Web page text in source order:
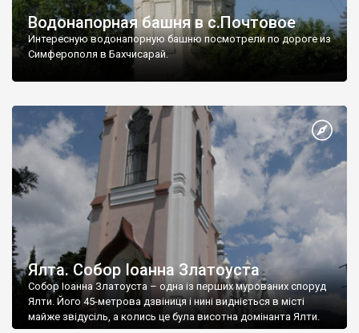
Водонапорная башня в с.Почтовое
Интересную водонапорную башню посмотрели по дороге из
Симферополя в Бахчисарай.
Ялта. Собор Іоанна Златоуста
Собор Іоанна Златоуста – одна із перших мурованих споруд
Ялти. Його 45-метрова дзвіниця і нині видніється в місті
майже звідусіль, а колись це була висотна домінанта Ялти.